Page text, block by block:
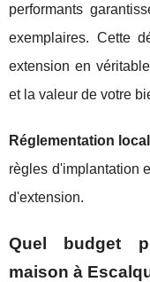
performants
exemplaires. Cette
extension en
et la valeur de votre
Réglementation
règles d'implantation
d'extension.
Quel budget
maison à